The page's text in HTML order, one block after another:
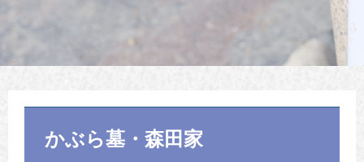
かぶら墓・森田家